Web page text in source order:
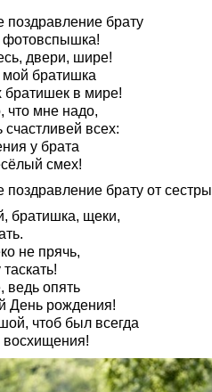
поздравление брату
фотовспышка!
двери, шире!
мой братишка
братишек в мире!
что мне надо,
всех:
у брата
смех!
поздравление брату от сестры
братишка, щеки,
не прячь,
ведь опять
День рождения!
чтоб был всегда